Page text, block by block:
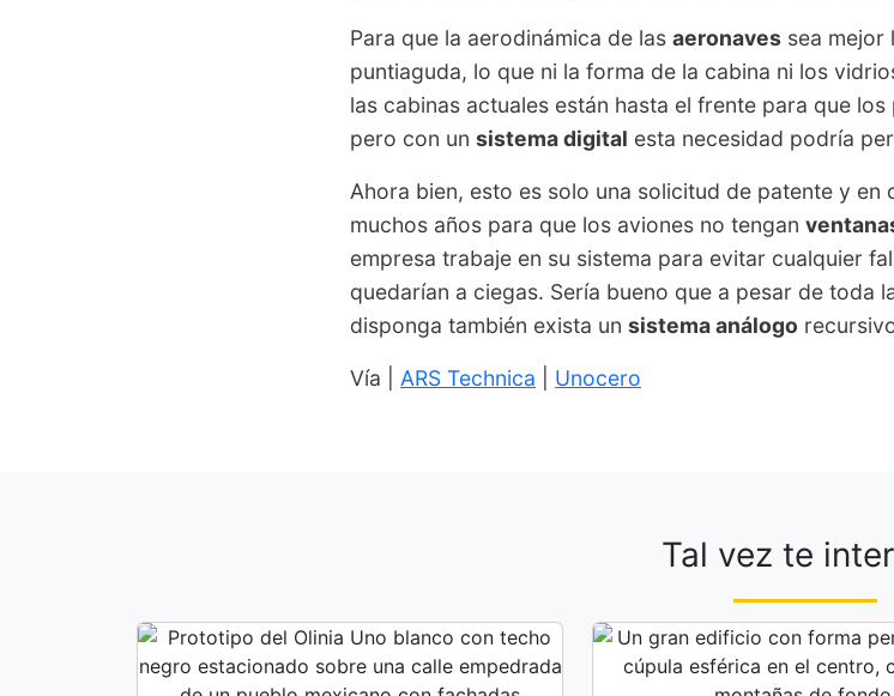
Para que la aerodinámica de las aeronaves sea mejor
puntiaguda, lo que ni la forma de la cabina ni los
las cabinas actuales están hasta el frente para que
pero con un sistema digital esta necesidad podría
Ahora bien, esto es solo una solicitud de patente y
muchos años para que los aviones no tengan
empresa trabaje en su sistema para evitar cualquier
quedarían a ciegas. Sería bueno que a pesar de toda
disponga también exista un sistema análogo
Vía | ARS Technica Unocero
Tal vez te